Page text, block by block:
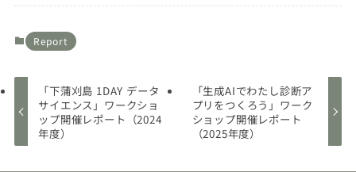
Report
「下蒲刈島 1DAY データ
サイエンス」ワークショ
ップ開催レポート（2024
年度）
「生成AIでわたし診断ア
プリをつくろう」ワーク
ショップ開催レポート
（2025年度）